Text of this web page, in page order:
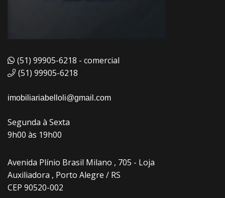
(51) 99905-6218 - comercial
(51) 99905-6218
imobiliariabelloli@gmail.com
Segunda à Sexta
9h00 às 19h00
Avenida Plínio Brasil Milano , 705 - Loja
Auxiliadora , Porto Alegre / RS
CEP 90520-002